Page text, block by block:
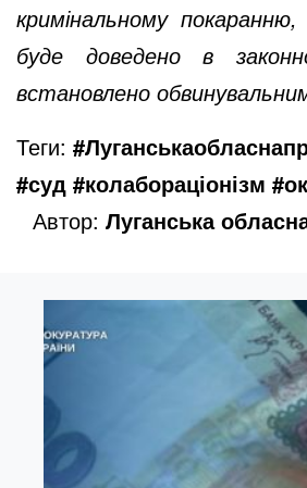
кримінальному
буде доведено в
встановлено
Теги:
#суд #колабораціонізм
Автор: Луганська